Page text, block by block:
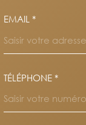
EMAIL *
TÉLÉPHONE *